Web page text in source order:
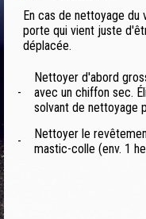
En cas de nettoyage
porte qui vient juste
déplacée.
-
Nettoyer d'abord
avec un chiffon sec.
solvant de nettoyage
-
Nettoyer le
mastic-colle (env. 1